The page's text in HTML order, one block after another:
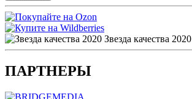
Звезда качества 2020
ПАРТНЕРЫ